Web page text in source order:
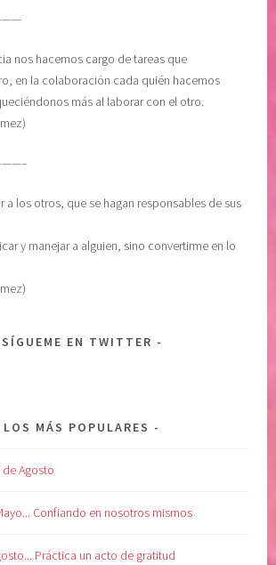
nos hacemos cargo de tareas que
en la colaboración cada quién hacemos
más al laborar con el otro.
a los otros, que se hagan responsables de sus
y manejar a alguien, sino convertirme en lo
SÍGUEME EN TWITTER
LOS MÁS POPULARES
de Agosto
Confiando en nosotros mismos
Práctica un acto de gratitud